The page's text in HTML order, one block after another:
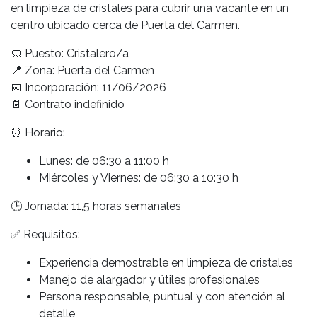
en limpieza de cristales para cubrir una vacante en un
centro ubicado cerca de Puerta del Carmen.
🧼 Puesto: Cristalero/a
📍 Zona: Puerta del Carmen
📅 Incorporación: 11/06/2026
📄 Contrato indefinido
⏰ Horario:
Lunes: de 06:30 a 11:00 h
Miércoles y Viernes: de 06:30 a 10:30 h
🕒 Jornada: 11,5 horas semanales
✅ Requisitos:
Experiencia demostrable en limpieza de cristales
Manejo de alargador y útiles profesionales
Persona responsable, puntual y con atención al
detalle